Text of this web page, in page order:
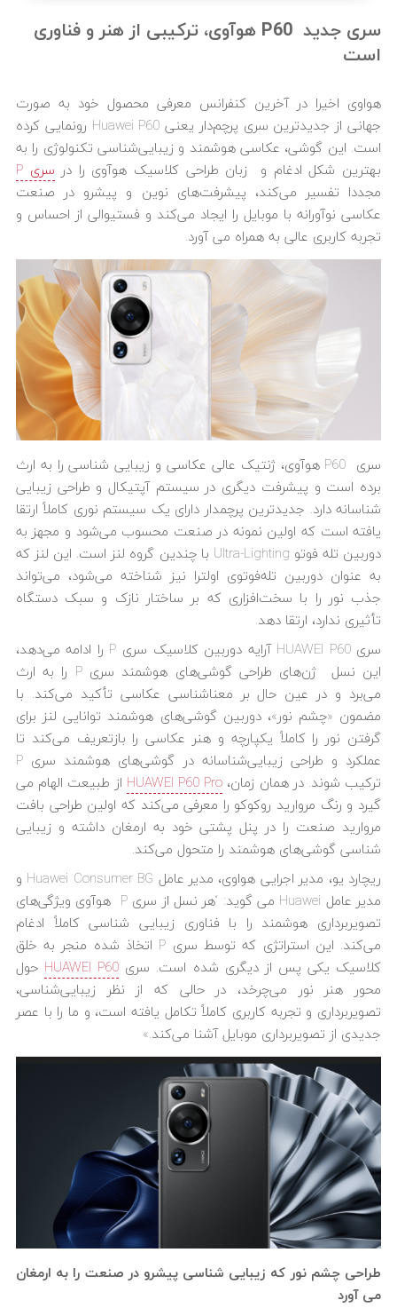
سری جدید P60 هوآوی، ترکیبی از هنر و فناوری
است
هواوی اخیرا در آخرین کنفرانس معرفی محصول خود به صورت
جهانی از جدیدترین سری پرچم‌دار یعنی Huawei P60 رونمایی کرده
است. این گوشی، عکاسی هوشمند و زیبایی‌شناسی تکنولوژی را به
بهترین شکل ادغام و زبان طراحی کلاسیک هوآوی را در سری P
مجددا تفسیر می‌کند، پیشرفت‌های نوین و پیشرو در صنعت
عکاسی نوآورانه با موبایل را ایجاد می‌کند و فستیوالی از احساس و
تجربه کاربری عالی به همراه می آورد.
سری P60 هوآوی، ژنتیک عالی عکاسی و زیبایی شناسی را به ارث
برده است و پیشرفت دیگری در سیستم آپتیکال و طراحی زیبایی
شناسانه دارد. جدیدترین پرچمدار دارای یک سیستم نوری کاملاً ارتقا
یافته است که اولین نمونه در صنعت محسوب می‌شود و مجهز به
دوربین تله فوتو Ultra-Lighting با چندین گروه لنز است. این لنز که
به عنوان دوربین تله‌فوتوی اولترا نیز شناخته می‌شود، می‌تواند
جذب نور را با سخت‌افزاری که بر ساختار نازک و سبک دستگاه
تأثیری ندارد، ارتقا دهد.
سری HUAWEI P60 آرایه دوربین کلاسیک سری P را ادامه می‌دهد،
این نسل ژن‌های طراحی گوشی‌های هوشمند سری P را به ارث
می‌برد و در عین حال بر معناشناسی عکاسی تأکید می‌کند. با
مضمون «چشم نور»، دوربین گوشی‌های هوشمند توانایی لنز برای
گرفتن نور را کاملاً یکپارچه و هنر عکاسی را بازتعریف می‌کند تا
عملکرد و طراحی زیبایی‌شناسانه در گوشی‌های هوشمند سری P
ترکیب شوند. در همان زمان، HUAWEI P60 Pro از طبیعت الهام می
گیرد و رنگ مروارید روکوکو را معرفی می‌کند که اولین طراحی بافت
مروارید صنعت را در پنل پشتی خود به ارمغان داشته و زیبایی
شناسی گوشی‌های هوشمند را متحول می‌کند.
ریچارد یو، مدیر اجرایی هواوی، مدیر عامل Huawei Consumer BG و
مدیر عامل Huawei می گوید: “هر نسل از سری P هوآوی ویژگی‌های
تصویربرداری هوشمند را با فناوری زیبایی شناسی کاملاً ادغام
می‌کند. این استراتژی که توسط سری P اتخاذ شده منجر به خلق
کلاسیک یکی پس از دیگری شده است. سری HUAWEI P60 حول
محور هنر نور می‌چرخد، در حالی که از نظر زیبایی‌شناسی،
تصویربرداری و تجربه کاربری کاملاً تکامل یافته است، و ما را با عصر
جدیدی از تصویربرداری موبایل آشنا می‌کند.»
طراحی چشم نور که زیبایی شناسی پیشرو در صنعت را به ارمغان
می آورد